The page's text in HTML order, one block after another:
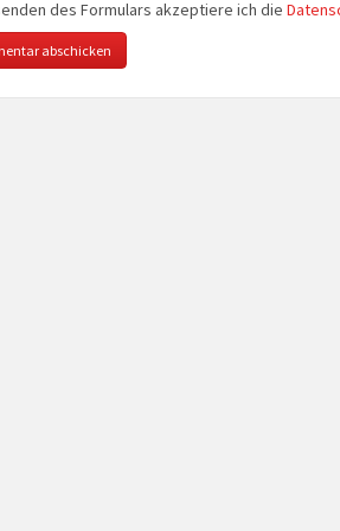
des Formulars akzeptiere ich die